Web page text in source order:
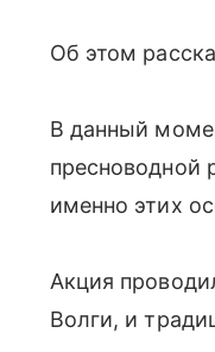
Об этом
В данный
пресноводной
именно этих
Акция
Волги, и